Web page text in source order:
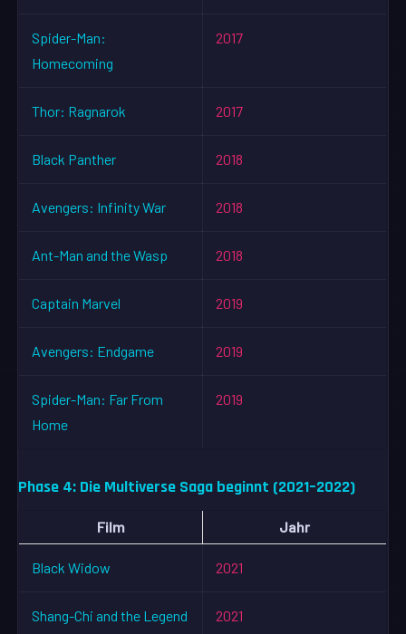
Spider-Man:
Homecoming
2017
Thor: Ragnarok 2017
Black Panther 2018
Avengers: Infinity War 2018
Ant-Man and the Wasp 2018
Captain Marvel 2019
Avengers: Endgame 2019
Spider-Man: Far From
Home
2019
Phase 4: Die Multiverse Saga beginnt (2021–2022)
Film Jahr
Black Widow 2021
Shang-Chi and the Legend
2021